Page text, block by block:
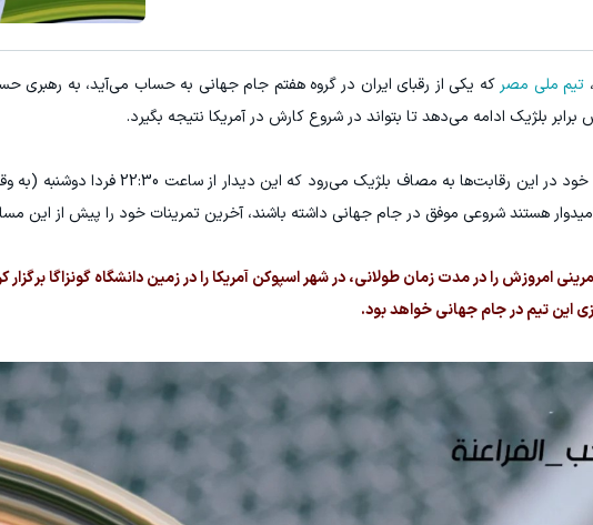
تیم ملی مصر که یکی از رقبای ایران در گروه هفتم جام جهانی به حساب می‌آید، به رهبری
بلژیک ادامه می‌دهد تا بتواند در شروع کارش در آمریکا نتیجه بگیرد.
مصر در نخستین گام خود در این رقابت‌ها به مصاف
هستند شروعی موفق در جام جهانی داشته باشند، آخرین تمرینات خود را پیش از این
امروزش را در مدت زمان طولانی، در شهر اسپوکن آمریکا را در زمین دانشگاه گونزاگا
این تیم در جام جهانی خواهد بود.